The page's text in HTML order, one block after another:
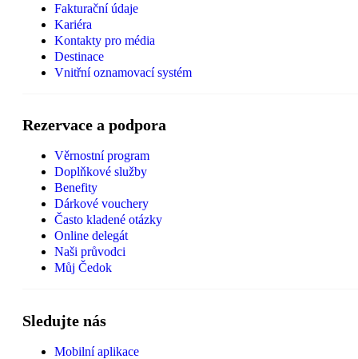
Fakturační údaje
Kariéra
Kontakty pro média
Destinace
Vnitřní oznamovací systém
Rezervace a podpora
Věrnostní program
Doplňkové služby
Benefity
Dárkové vouchery
Často kladené otázky
Online delegát
Naši průvodci
Můj Čedok
Sledujte nás
Mobilní aplikace